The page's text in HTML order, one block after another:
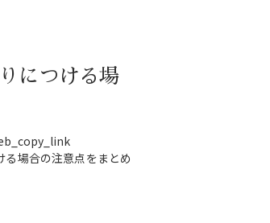
につける場
場合の注意点をまとめ